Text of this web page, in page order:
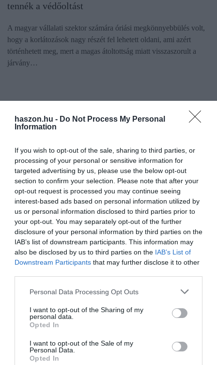
haszon.hu - Do Not Process My Personal
Information
If you wish to opt-out of the sale, sharing to third parties, or
processing of your personal or sensitive information for
targeted advertising by us, please use the below opt-out
section to confirm your selection. Please note that after your
opt-out request is processed you may continue seeing
interest-based ads based on personal information utilized by
us or personal information disclosed to third parties prior to
your opt-out. You may separately opt-out of the further
disclosure of your personal information by third parties on the
IAB’s list of downstream participants. This information may
also be disclosed by us to third parties on the IAB’s List of
Downstream Participants that may further disclose it to other
Please note that this website/app uses one or more Google
not limited to your visit or usage behaviour. You may click to
grant or deny consent to Google and its third-party tags to
use your data for below specified purposes in below Google
consent section.
Personal Data Processing Opt Outs
I want to opt-out of the Sharing of my
personal data.
Opted In
I want to opt-out of the Sale of my
Personal Data.
Opted In
tennék a védőoltást
A magyar vállalati szektor számára óriási megkönnyebbülés volt,
hogy a korlátozások nagy részét fel lehetett oldani, ami azért
történhetett meg, mert a magas átoltottság miatt visszaszorult a
járvány…